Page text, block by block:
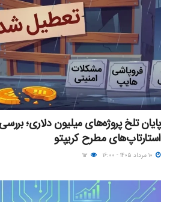
استارتاپ‌های مطرح کریپتو